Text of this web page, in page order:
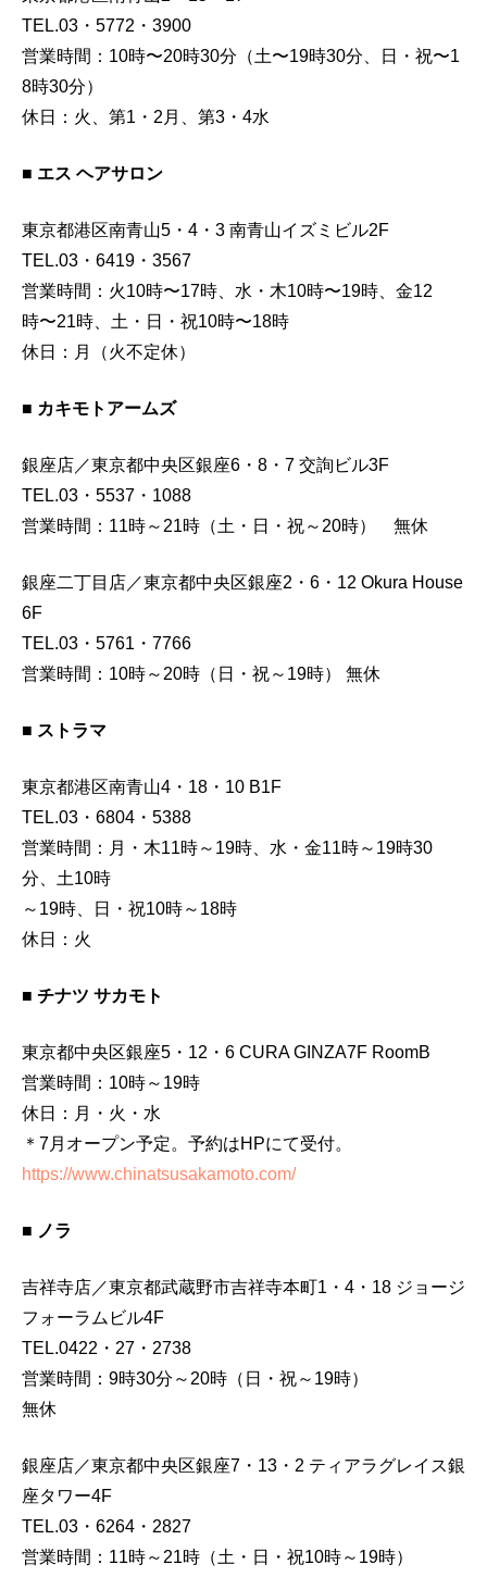
TEL.03・5772・3900
営業時間：10時〜20時30分（土〜19時30分、日・祝〜1
8時30分）
休日：火、第1・2月、第3・4水
■ エス ヘアサロン
東京都港区南青山5・4・3 南青山イズミビル2F
TEL.03・6419・3567
営業時間：火10時〜17時、水・木10時〜19時、金12
時〜21時、土・日・祝10時〜18時
休日：月（火不定休）
■ カキモトアームズ
銀座店／東京都中央区銀座6・8・7 交詢ビル3F
TEL.03・5537・1088
営業時間：11時～21時（土・日・祝～20時） 無休
銀座二丁目店／東京都中央区銀座2・6・12 Okura House
6F
TEL.03・5761・7766
営業時間：10時～20時（日・祝～19時） 無休
■ ストラマ
東京都港区南青山4・18・10 B1F
TEL.03・6804・5388
営業時間：月・木11時～19時、水・金11時～19時30
分、土10時
～19時、日・祝10時～18時
休日：火
■ チナツ サカモト
東京都中央区銀座5・12・6 CURA GINZA7F RoomB
営業時間：10時～19時
休日：月・火・水
＊7月オープン予定。予約はHPにて受付。
https://www.chinatsusakamoto.com/
■ ノラ
吉祥寺店／東京都武蔵野市吉祥寺本町1・4・18 ジョージ
フォーラムビル4F
TEL.0422・27・2738
営業時間：9時30分～20時（日・祝～19時）
無休
銀座店／東京都中央区銀座7・13・2 ティアラグレイス銀
座タワー4F
TEL.03・6264・2827
営業時間：11時～21時（土・日・祝10時～19時）